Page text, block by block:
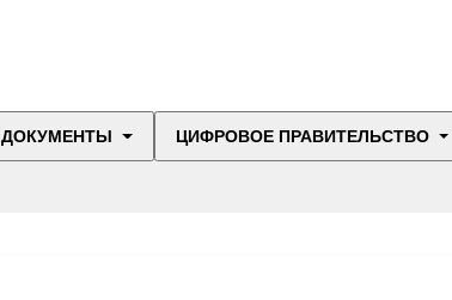
ДОКУМЕНТЫ ЦИФРОВОЕ ПРАВИТЕЛЬСТВО